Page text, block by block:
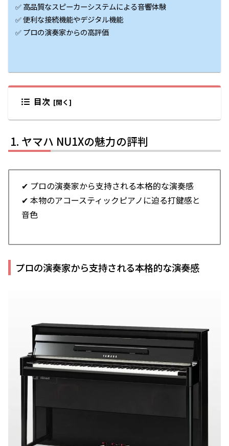
✅ 高品質なスピーカーシステムによる音響体験
✅ 便利な接続機能やデジタル機能
✅ プロの演奏家からの高評価
目次
ヤマハ NU1Xの魅力の評判
✔ プロの演奏家から支持される本格的な演奏感
✔ 本物のアコースティックピアノに迫る打鍵感と
音色
プロの演奏家から支持される本格的な演奏感